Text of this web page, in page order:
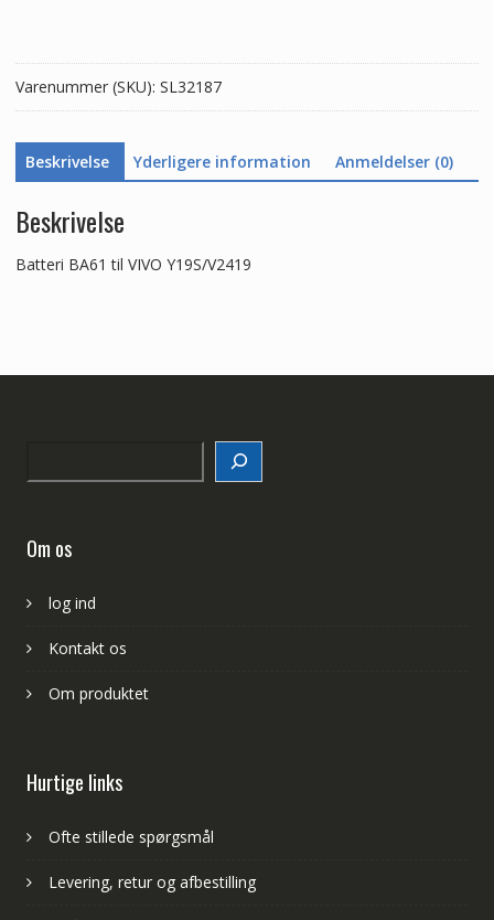
Varenummer (SKU): SL32187
Beskrivelse Yderligere information Anmeldelser (0)
Beskrivelse
Batteri BA61 til VIVO Y19S/V2419
Om os
log ind
Kontakt os
Om produktet
Hurtige links
Ofte stillede spørgsmål
Levering, retur og afbestilling